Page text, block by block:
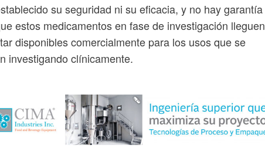
su seguridad ni su eficacia, y no hay garantía
estos medicamentos en fase de investigación lleguen
disponibles comercialmente para los usos que se
investigando clínicamente.